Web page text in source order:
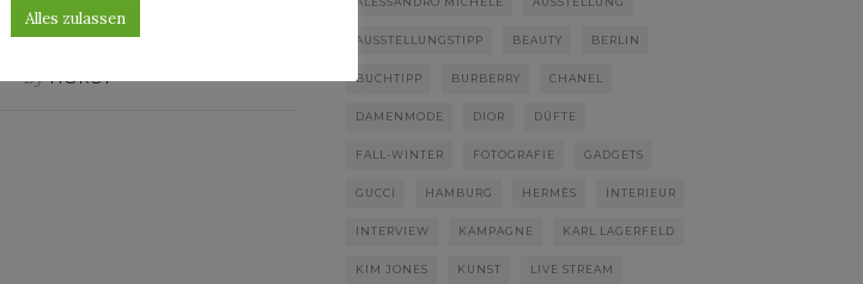
By HORST
AUSSTELLUNGSTIPP BEAUTY BERLIN
BUCHTIPP BURBERRY CHANEL
DAMENMODE DIOR DÜFTE
FALL-WINTER FOTOGRAFIE GADGETS
GUCCI HAMBURG HERMÈS INTERIEUR
INTERVIEW KAMPAGNE KARL LAGERFELD
KIM JONES KUNST LIVE STREAM
Alles zulassen